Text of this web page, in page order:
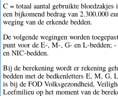
C = totaal aantal gebruikte bloedzakjes
een bijkomend bedrag van 2.300.000
weging van de erkende bedden.
De volgende wegingen worden
punt voor de E-, M-, G- en L-bedden;
en NIC-bedden.
Bij de berekening wordt er rekening
bedden met de bedkenletters E, M,
is bij de FOD Volksgezondheid,
Leefmilieu op het moment van de